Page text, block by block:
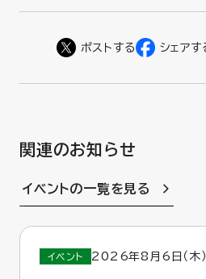
関連のお知らせ
イベントの一覧を見る
イベント 2026年8月6日（木）